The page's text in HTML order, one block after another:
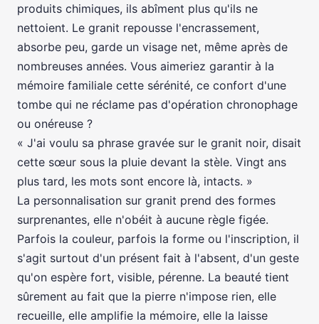
produits chimiques, ils abîment plus qu'ils ne
nettoient. Le granit repousse l'encrassement,
absorbe peu, garde un visage net, même après de
nombreuses années. Vous aimeriez garantir à la
mémoire familiale cette sérénité, ce confort d'une
tombe qui ne réclame pas d'opération chronophage
ou onéreuse ?
« J'ai voulu sa phrase gravée sur le granit noir, disait
cette sœur sous la pluie devant la stèle. Vingt ans
plus tard, les mots sont encore là, intacts. »
La personnalisation sur granit prend des formes
surprenantes, elle n'obéit à aucune règle figée.
Parfois la couleur, parfois la forme ou l'inscription, il
s'agit surtout d'un présent fait à l'absent, d'un geste
qu'on espère fort, visible, pérenne. La beauté tient
sûrement au fait que la pierre n'impose rien, elle
recueille, elle amplifie la mémoire, elle la laisse